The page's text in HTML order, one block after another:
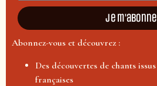
Je m'abonne
Abonnez-vous et découvrez :
Des découvertes de chants
françaises